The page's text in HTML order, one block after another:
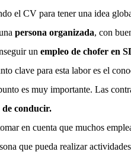
el CV para tener una idea
persona organizada, con
un empleo de chofer en
clave para esta labor es el
es muy importante. Las
conducir.
en cuenta que muchos
que pueda realizar